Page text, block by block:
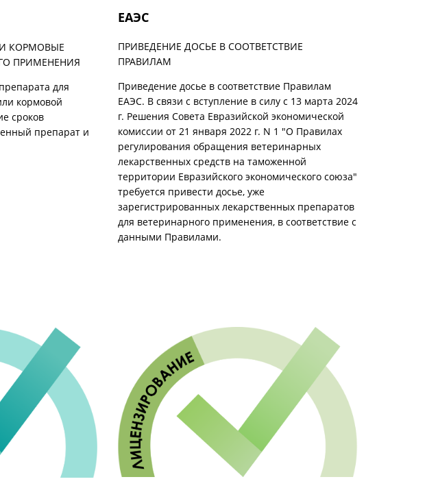
И КОРМОВЫЕ
ПРИМЕНЕНИЯ
для
кормовой
сроков
препарат и
ЕАЭС
ПРИВЕДЕНИЕ ДОСЬЕ В СООТВЕТСТВИЕ
ПРАВИЛАМ
Приведение досье в соответствие Правилам
ЕАЭС. В связи с вступление в силу с 13 марта 2024
г. Решения Совета Евразийской экономической
комиссии от 21 января 2022 г. N 1 "О Правилах
регулирования обращения ветеринарных
лекарственных средств на таможенной
территории Евразийского экономического союза"
требуется привести досье, уже
зарегистрированных лекарственных препаратов
для ветеринарного применения, в соответствие с
данными Правилами.